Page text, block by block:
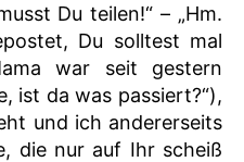
Du teilen!“ – „Hm.
Du solltest mal
war seit gestern
ist da was passiert?“),
und ich andererseits
die nur auf Ihr scheiß